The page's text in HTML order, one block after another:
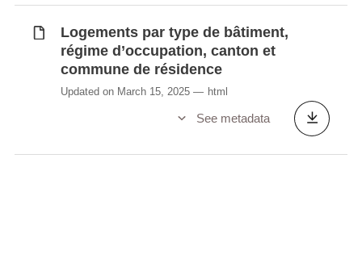
Logements par type de bâtiment,
régime d’occupation, canton et
commune de résidence
Updated on March 15, 2025 html
See metadata